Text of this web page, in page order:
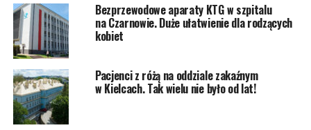
Bezprzewodowe aparaty KTG w szpitalu
na Czarnowie. Duże ułatwienie dla rodzących
kobiet
Pacjenci z różą na oddziale zakaźnym
w Kielcach. Tak wielu nie było od lat!